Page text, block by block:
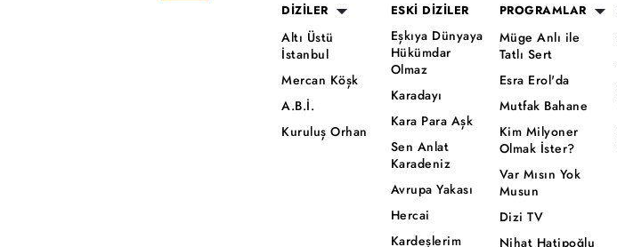
DİZİLER
Altı Üstü
İstanbul
Mercan Köşk
A.B.İ.
Kuruluş Orhan
ESKİ DİZİLER
Eşkıya Dünyaya
Hükümdar
Olmaz
Karadayı
Kara Para Aşk
Sen Anlat
Karadeniz
Avrupa Yakası
Hercai
Kardeşlerim
PROGRAMLAR
Müge Anlı ile
Tatlı Sert
Esra Erol'da
Mutfak Bahane
Kim Milyoner
Olmak İster?
Var Mısın Yok
Musun
Dizi TV
Nihat Hatipoğlu